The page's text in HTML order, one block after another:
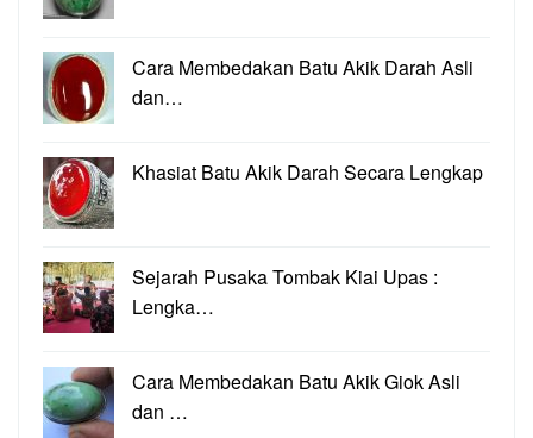
Cara Membedakan Batu Akik Darah Asli
dan…
Khasiat Batu Akik Darah Secara Lengkap
Sejarah Pusaka Tombak Kiai Upas :
Lengka…
Cara Membedakan Batu Akik Giok Asli
dan …